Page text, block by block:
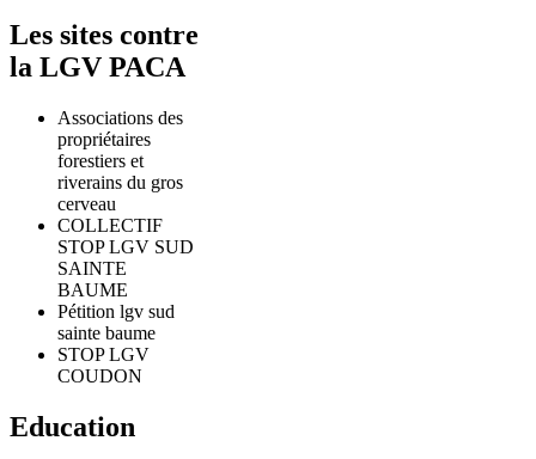
Les sites contre
la LGV PACA
Associations des
propriétaires
forestiers et
riverains du gros
cerveau
COLLECTIF
STOP LGV SUD
SAINTE
BAUME
Pétition lgv sud
sainte baume
STOP LGV
COUDON
Education